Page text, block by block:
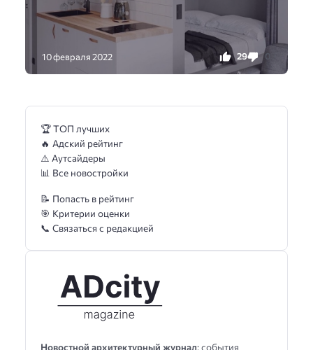
10 февраля 2022 29 0
Новостной архитектурный журнал: события
🏆 ТОП лучших
🔥 Адский рейтинг
⚠️ Аутсайдеры
📊 Все новостройки
📝 Попасть в рейтинг
🎯 Критерии оценки
📞 Связаться с редакцией